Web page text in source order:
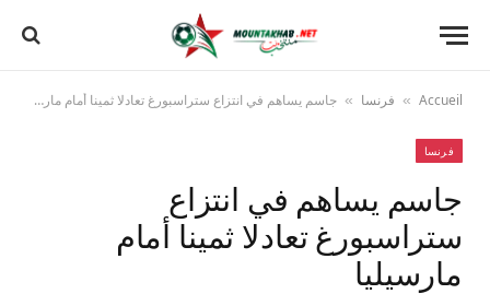
Accueil
» فرنسا » جاسم يساهم في انتزاع ستراسبورغ تعادلا ثمينا أمام مارسيليا
فرنسا
جاسم يساهم في انتزاع
ستراسبورغ تعادلا ثمينا أمام
مارسيليا